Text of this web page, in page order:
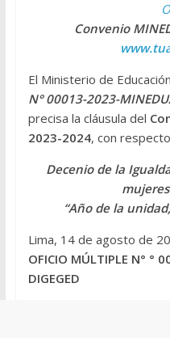
Convenio
El Ministerio de
N° 00013-2023-
precisa la cláusula del
2023-2024, con
Decenio de la
“Año de la
Lima, 14 de agosto de
OFICIO MÚLTIPLE N° °
DIGEGED